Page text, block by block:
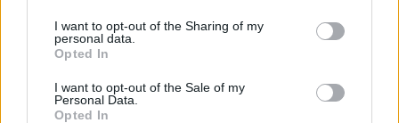
I want to opt-out of the Sharing of my
personal data.
Opted In
I want to opt-out of the Sale of my
Personal Data.
Opted In